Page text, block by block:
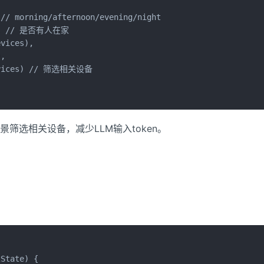
morning/afternoon/evening/night
是否有人在家
// 筛选相关设备
筛选相关设备，减少LLM输入token。
{